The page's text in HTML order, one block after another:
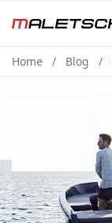
Home Blog